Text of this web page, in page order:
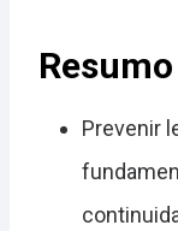
Resumo
Prevenir